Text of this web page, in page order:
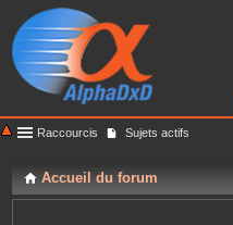
Raccourcis Sujets actifs
Accueil du forum